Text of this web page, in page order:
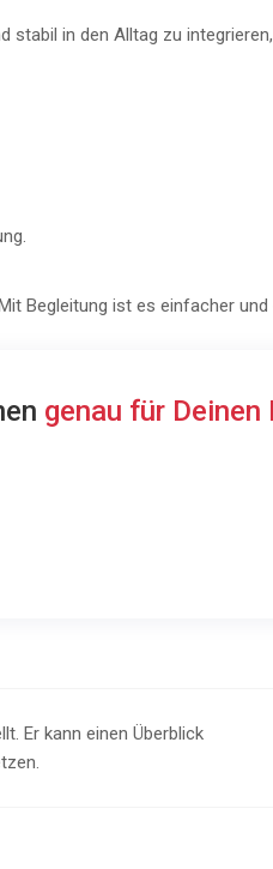
stabil in den Alltag zu
Begleitung ist es einfacher
genau für Deinen
Er kann einen Überblick